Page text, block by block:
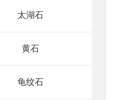
太湖石
黄石
龟纹石